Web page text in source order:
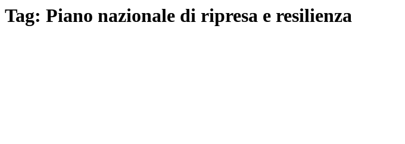
Tag: Piano nazionale di ripresa e resilienza